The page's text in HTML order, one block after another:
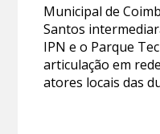
Municipal de
Santos
IPN e o Parque
articulação em
atores locais das